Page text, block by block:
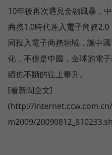
10年後再次遇見金融風暴，
商務1.0時代進入電子商務
同投入電子商務領域，讓中
化，不僅是中國，全球的電
績也不斷的往上攀升。
[看新聞全文]
(http://
m2009/